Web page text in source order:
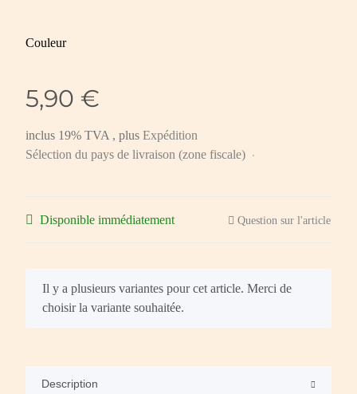
Couleur
5,90 €
inclus 19% TVA , plus Expédition
Sélection du pays de livraison (zone fiscale)
Disponible immédiatement Question sur l'article
x
Il y a plusieurs variantes pour cet article. Merci de
choisir la variante souhaitée.
Description